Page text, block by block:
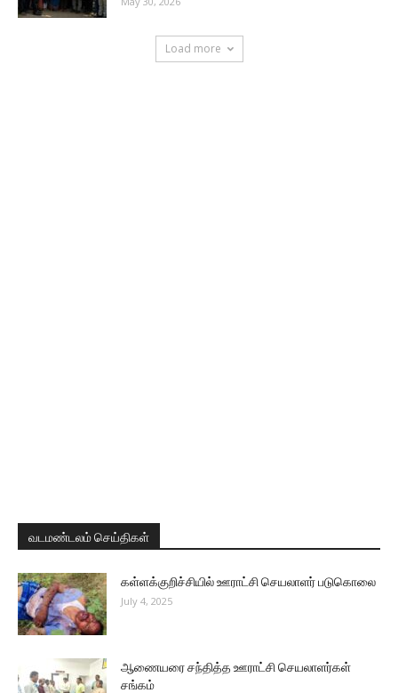
Load more
வடமண்டலம் செய்திகள்
கள்ளக்குறிச்சியில் ஊராட்சி செயலாளர் படுகொலை
July 4, 2025
ஆணையரை சந்தித்த ஊராட்சி செயலாளர்கள்
சங்கம்